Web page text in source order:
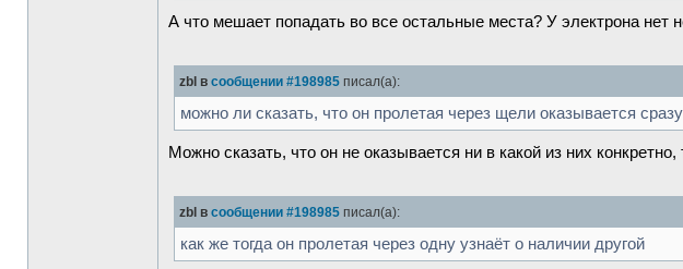
А что мешает попадать во все остальные места? У электрона нет
zbl в сообщении #198985 писал(а):
можно ли сказать, что он пролетая через щели оказывается
Можно сказать, что он не оказывается ни в какой из них
zbl в сообщении #198985 писал(а):
как же тогда он пролетая через одну узнаёт о наличии другой